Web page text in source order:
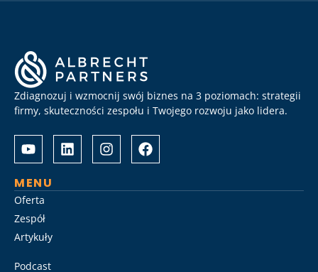
Zdiagnozuj i wzmocnij swój biznes na 3 poziomach: strategii
firmy, skuteczności zespołu i Twojego rozwoju jako lidera.
Albrecht
Partners
разом
із
Сіті
розробили
Разом
Albrechtpartners
в
Slot
провели
дослідження
MENU
Oferta
Zespół
Artykuły
Podcast